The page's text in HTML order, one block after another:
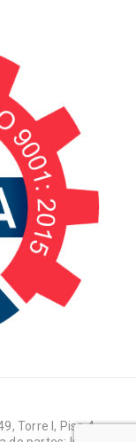
Torre I, Piso 4,